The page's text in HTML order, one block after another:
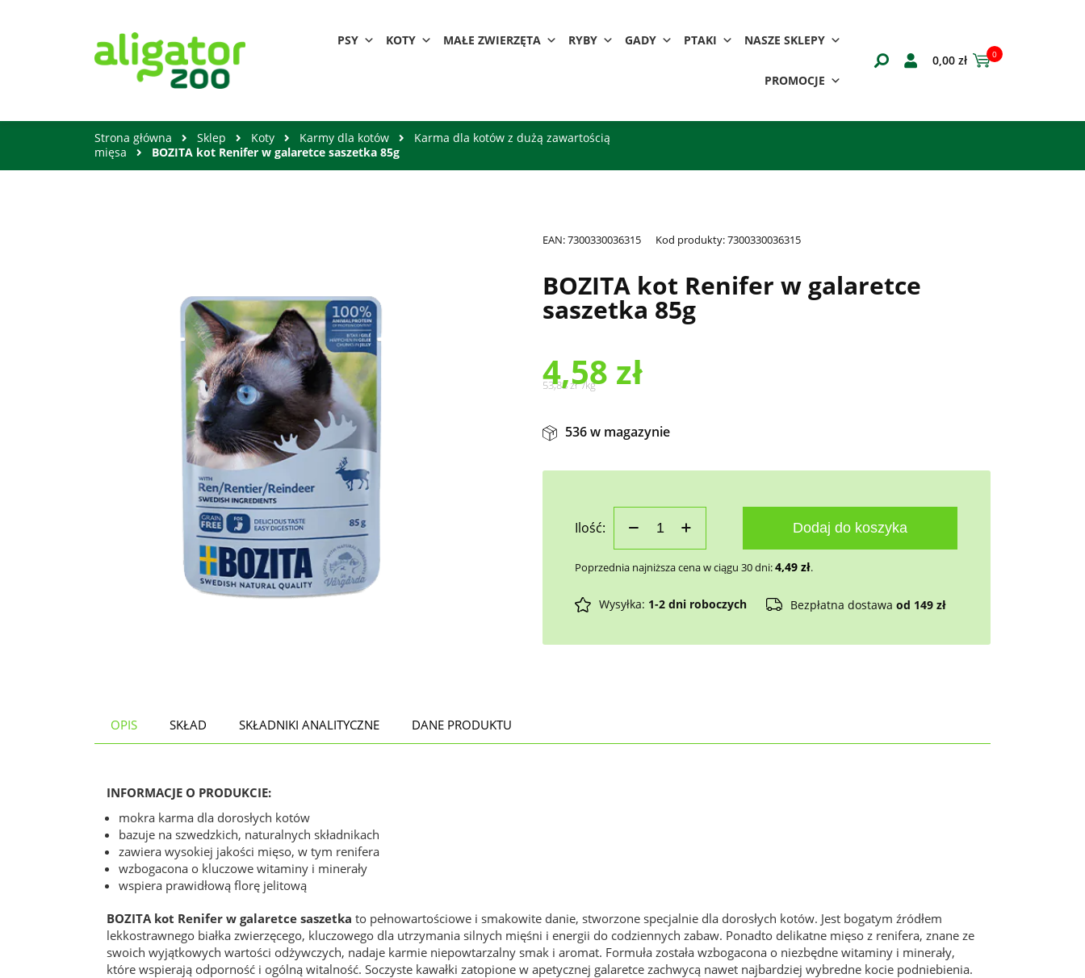
PSY KOTY MAŁE ZWIERZĘTA RYBY GADY PTAKI NASZE SKLEPY
PROMOCJE
0,00 zł 0
Strona główna Sklep Koty Karmy dla kotów
Karma dla kotów z dużą zawartością
mięsa
BOZITA kot Renifer w galaretce saszetka 85g
EAN:7300330036315 Kod produkty:7300330036315
BOZITA kot Renifer w galaretce
saszetka 85g
4,58 zł
53,88zł /kg
536 w magazynie
Ilość: Dodaj do koszyka
Poprzednia najniższa cena w ciągu 30 dni:4,49 zł.
Wysyłka: 1-2 dni roboczych Bezpłatna dostawa od 149 zł
OPIS SKŁAD SKŁADNIKI ANALITYCZNE DANE PRODUKTU
INFORMACJE O PRODUKCIE:
mokra karma dla dorosłych kotów
bazuje na szwedzkich, naturalnych składnikach
zawiera wysokiej jakości mięso, w tym renifera
wzbogacona o kluczowe witaminy i minerały
wspiera prawidłową florę jelitową
BOZITA kot Renifer w galaretce saszetka to pełnowartościowe i smakowite danie, stworzone specjalnie dla dorosłych kotów. Jest bogatym źródłem
lekkostrawnego białka zwierzęcego, kluczowego dla utrzymania silnych mięśni i energii do codziennych zabaw. Ponadto delikatne mięso z renifera, znane ze
swoich wyjątkowych wartości odżywczych, nadaje karmie niepowtarzalny smak i aromat. Formuła została wzbogacona o niezbędne witaminy i minerały,
które wspierają odporność i ogólną witalność. Soczyste kawałki zatopione w apetycznej galaretce zachwycą nawet najbardziej wybredne kocie podniebienia.